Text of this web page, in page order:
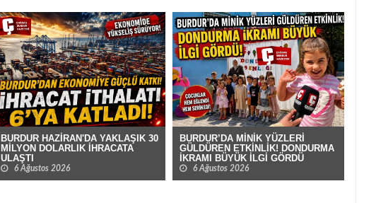
BURDUR HAZİRAN'DA YAKLAŞIK 30
MİLYON DOLARLIK İHRACATA
ULAŞTI
6 Ağustos 2026
BURDUR’DA MİNİK YÜZLERİ
GÜLDÜREN ETKİNLİK! DONDURMA
İKRAMI BÜYÜK İLGİ GÖRDÜ
6 Ağustos 2026